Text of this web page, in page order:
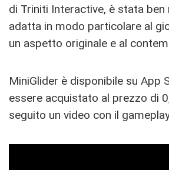
di Triniti Interactive, è stata ben
adatta in modo particolare al
un aspetto originale e al
MiniGlider è disponibile su App
essere acquistato al prezzo di
seguito un video con il